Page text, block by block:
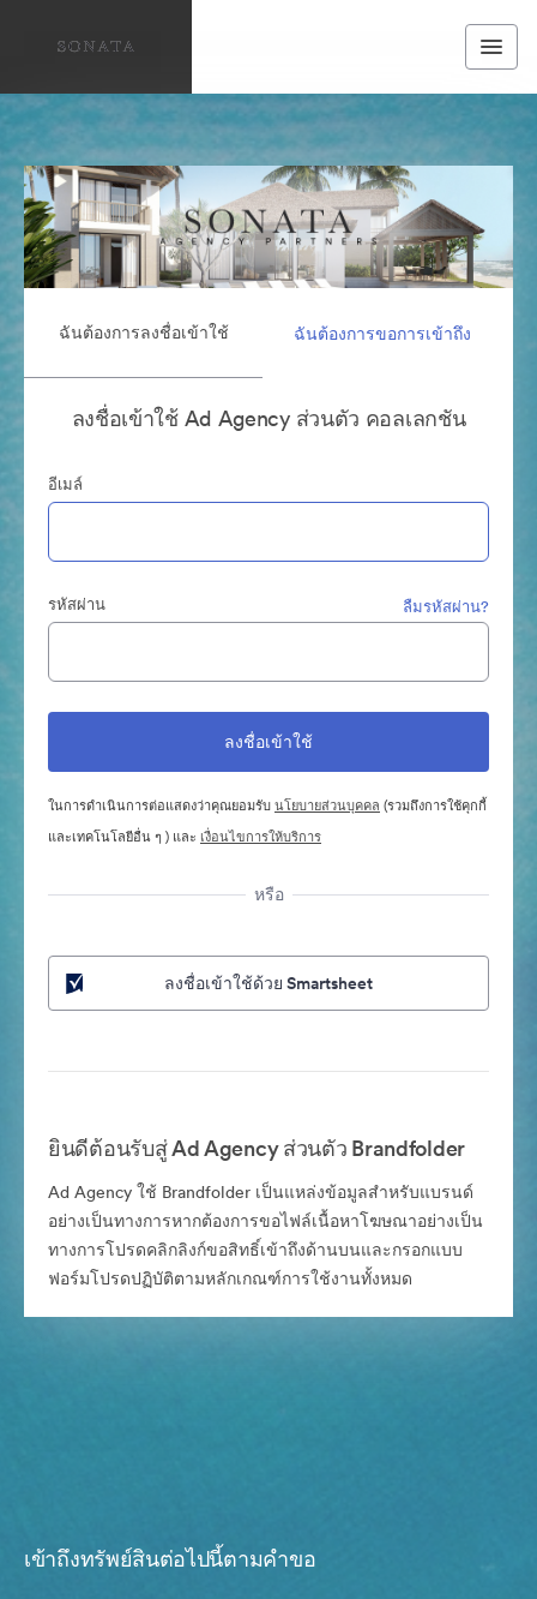
ฉันต้องการลงชื่อเข้าใช้ ฉันต้องการขอการเข้าถึง
ลงชื่อเข้าใช้ Ad Agency ส่วนตัว คอลเลกชัน
อีเมล์
รหัสผ่าน ลืมรหัสผ่าน?
ในการดำเนินการต่อแสดงว่าคุณยอมรับนโยบายส่วนบุคคล (รวมถึงการใช้คุกกี้
และเทคโนโลยีอื่น ๆ ) และ เงื่อนไขการให้บริการ
หรือ
ลงชื่อเข้าใช้ด้วย Smartsheet
ยินดีต้อนรับสู่ Ad Agency ส่วนตัว Brandfolder
Ad Agency ใช้ Brandfolder เป็นแหล่งข้อมูลสำหรับแบรนด์
อย่างเป็นทางการหากต้องการขอไฟล์เนื้อหาโฆษณาอย่างเป็น
ทางการโปรดคลิกลิงก์ขอสิทธิ์เข้าถึงด้านบนและกรอกแบบ
ฟอร์มโปรดปฏิบัติตามหลักเกณฑ์การใช้งานทั้งหมด
เข้าถึงทรัพย์สินต่อไปนี้ตามคำขอ